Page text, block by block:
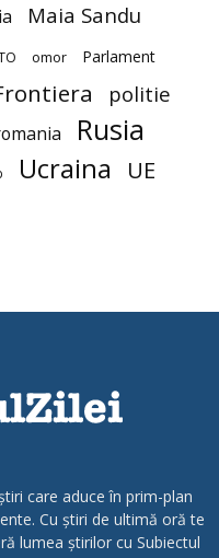
Maia Sandu
omor Parlament
politie
Rusia
Ucraina UE
care aduce în prim-plan
Cu știri de ultimă oră te
lumea știrilor cu Subiectul